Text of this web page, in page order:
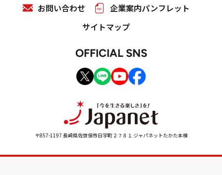
〒857-1197 長崎県佐世保市日宇町２７８１ ジャパネットたかた本棟
お問い合わせ
企業案内パンフレット
サイトマップ
OFFICIAL SNS